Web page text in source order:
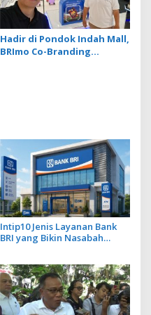
Hadir di Pondok Indah Mall,
BRImo Co-Branding
Intip10 Jenis Layanan Bank
BRI yang Bikin Nasabah